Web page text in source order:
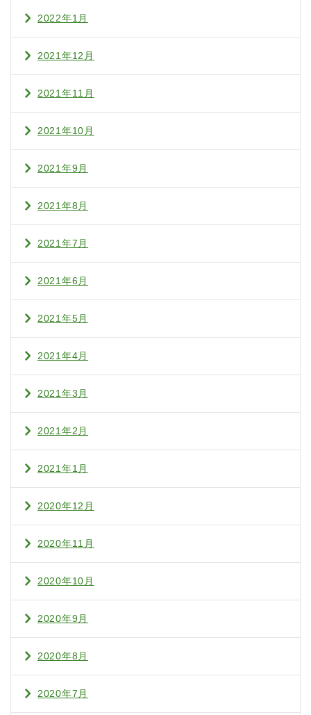
2022年1月
2021年12月
2021年11月
2021年10月
2021年9月
2021年8月
2021年7月
2021年6月
2021年5月
2021年4月
2021年3月
2021年2月
2021年1月
2020年12月
2020年11月
2020年10月
2020年9月
2020年8月
2020年7月